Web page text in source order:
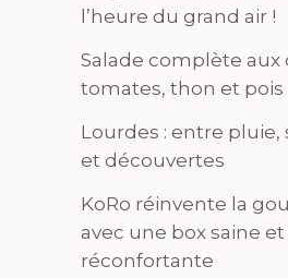
l’heure du grand air !
Salade complète aux
tomates, thon et pois
Lourdes : entre pluie,
et découvertes
KoRo réinvente la
avec une box saine et
réconfortante